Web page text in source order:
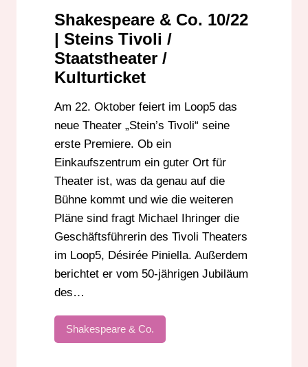
STEIN’S TIVOLI
Shakespeare & Co. 10/22
| Steins Tivoli /
Staatstheater /
Kulturticket
Am 22. Oktober feiert im Loop5 das
neue Theater „Stein’s Tivoli“ seine
erste Premiere. Ob ein
Einkaufszentrum ein guter Ort für
Theater ist, was da genau auf die
Bühne kommt und wie die weiteren
Pläne sind fragt Michael Ihringer die
Geschäftsführerin des Tivoli Theaters
im Loop5, Désirée Piniella. Außerdem
berichtet er vom 50-jährigen Jubiläum
des…
Shakespeare & Co.